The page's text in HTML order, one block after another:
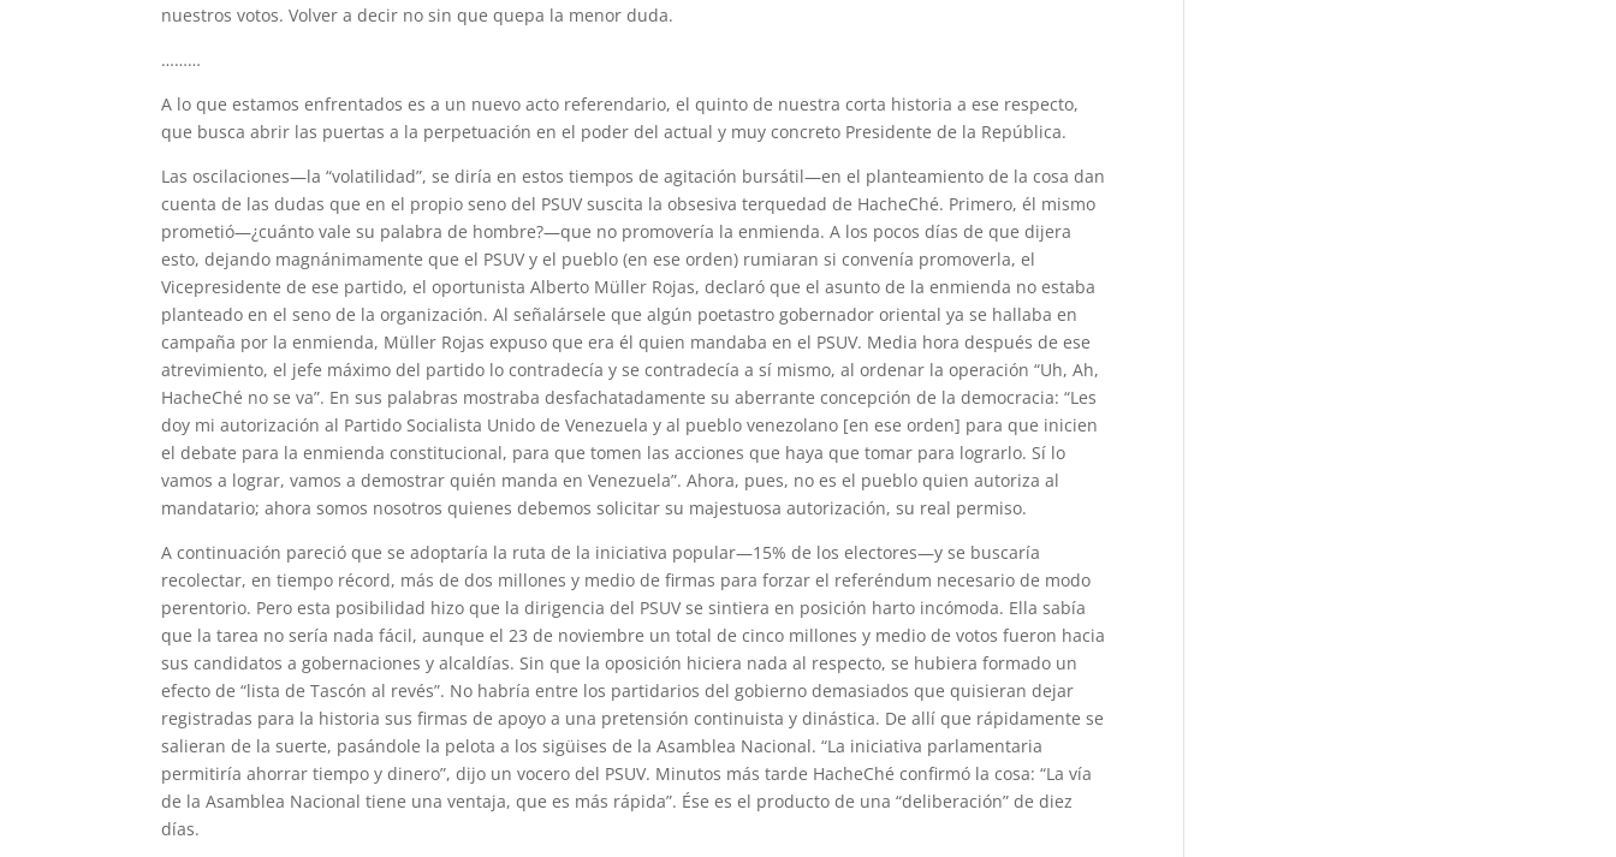
nuestros votos. Volver a decir no sin que quepa la menor duda.
………
A lo que estamos enfrentados es a un nuevo acto referendario, el quinto de nuestra corta historia a ese respecto,
que busca abrir las puertas a la perpetuación en el poder del actual y muy concreto Presidente de la República.
Las oscilaciones—la “volatilidad”, se diría en estos tiempos de agitación bursátil—en el planteamiento de la cosa dan
cuenta de las dudas que en el propio seno del PSUV suscita la obsesiva terquedad de HacheChé. Primero, él mismo
prometió—¿cuánto vale su palabra de hombre?—que no promovería la enmienda. A los pocos días de que dijera
esto, dejando magnánimamente que el PSUV y el pueblo (en ese orden) rumiaran si convenía promoverla, el
Vicepresidente de ese partido, el oportunista Alberto Müller Rojas, declaró que el asunto de la enmienda no estaba
planteado en el seno de la organización. Al señalársele que algún poetastro gobernador oriental ya se hallaba en
campaña por la enmienda, Müller Rojas expuso que era él quien mandaba en el PSUV. Media hora después de ese
atrevimiento, el jefe máximo del partido lo contradecía y se contradecía a sí mismo, al ordenar la operación “Uh, Ah,
HacheChé no se va”. En sus palabras mostraba desfachatadamente su aberrante concepción de la democracia: “Les
doy mi autorización al Partido Socialista Unido de Venezuela y al pueblo venezolano [en ese orden] para que inicien
el debate para la enmienda constitucional, para que tomen las acciones que haya que tomar para lograrlo. Sí lo
vamos a lograr, vamos a demostrar quién manda en Venezuela”. Ahora, pues, no es el pueblo quien autoriza al
mandatario; ahora somos nosotros quienes debemos solicitar su majestuosa autorización, su real permiso.
A continuación pareció que se adoptaría la ruta de la iniciativa popular—15% de los electores—y se buscaría
recolectar, en tiempo récord, más de dos millones y medio de firmas para forzar el referéndum necesario de modo
perentorio. Pero esta posibilidad hizo que la dirigencia del PSUV se sintiera en posición harto incómoda. Ella sabía
que la tarea no sería nada fácil, aunque el 23 de noviembre un total de cinco millones y medio de votos fueron hacia
sus candidatos a gobernaciones y alcaldías. Sin que la oposición hiciera nada al respecto, se hubiera formado un
efecto de “lista de Tascón al revés”. No habría entre los partidarios del gobierno demasiados que quisieran dejar
registradas para la historia sus firmas de apoyo a una pretensión continuista y dinástica. De allí que rápidamente se
salieran de la suerte, pasándole la pelota a los sigüises de la Asamblea Nacional. “La iniciativa parlamentaria
permitiría ahorrar tiempo y dinero”, dijo un vocero del PSUV. Minutos más tarde HacheChé confirmó la cosa: “La vía
de la Asamblea Nacional tiene una ventaja, que es más rápida”. Ése es el producto de una “deliberación” de diez
días.